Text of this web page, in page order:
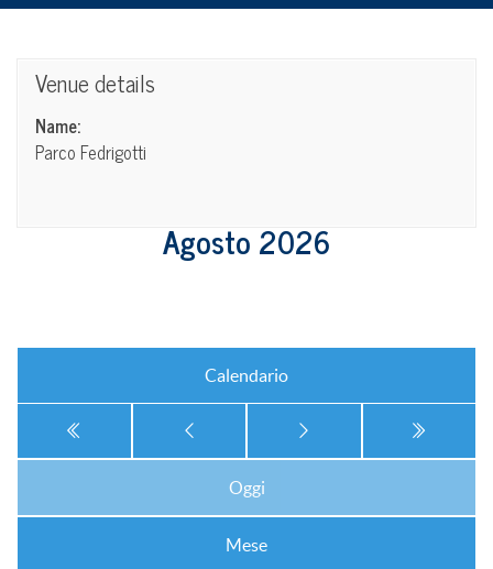
Venue details
Name:
Parco Fedrigotti
Agosto 2026
Calendario
Oggi
Mese